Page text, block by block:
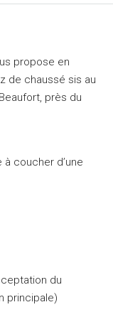
propose en
de chaussé sis au
près du
coucher d’une
du
principale)